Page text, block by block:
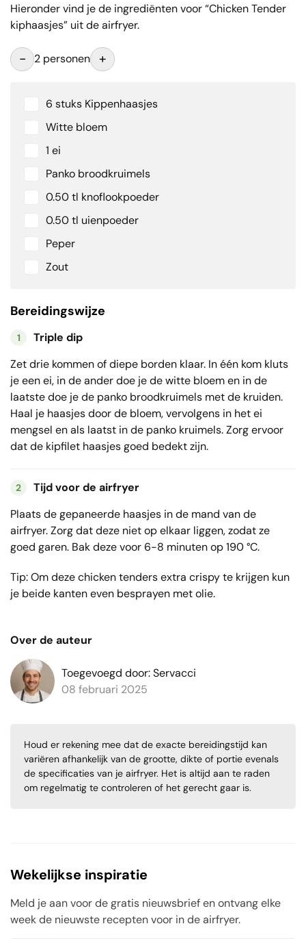
Hieronder vind je de ingrediënten voor “Chicken Tender
kiphaasjes” uit de airfryer.
- 2 personen +
6 stuks Kippenhaasjes
Witte bloem
1 ei
Panko broodkruimels
0.50 tl knoflookpoeder
0.50 tl uienpoeder
Peper
Zout
Bereidingswijze
1
Triple dip
Zet drie kommen of diepe borden klaar. In één kom kluts
je een ei, in de ander doe je de witte bloem en in de
laatste doe je de panko broodkruimels met de kruiden.
Haal je haasjes door de bloem, vervolgens in het ei
mengsel en als laatst in de panko kruimels. Zorg ervoor
dat de kipfilet haasjes goed bedekt zijn.
2
Tijd voor de airfryer
Plaats de gepaneerde haasjes in de mand van de
airfryer. Zorg dat deze niet op elkaar liggen, zodat ze
goed garen. Bak deze voor 6-8 minuten op 190 °C.
Tip: Om deze chicken tenders extra crispy te krijgen kun
je beide kanten even besprayen met olie.
Over de auteur
Toegevoegd door: Servacci
08 februari 2025
Houd er rekening mee dat de exacte bereidingstijd kan
variëren afhankelijk van de grootte, dikte of portie evenals
de specificaties van je airfryer. Het is altijd aan te raden
om regelmatig te controleren of het gerecht gaar is.
Wekelijkse inspiratie
Meld je aan voor de gratis nieuwsbrief en ontvang elke
week de nieuwste recepten voor in de airfryer.